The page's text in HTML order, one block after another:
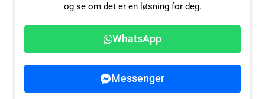
og se om det er en løsning for deg.
WhatsApp
Messenger